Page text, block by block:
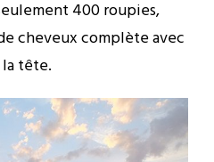
400 roupies,
cheveux complète avec
la tête.